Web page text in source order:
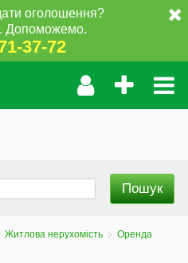
оголошення?
Допоможемо.
37-72
Житлова нерухомість
Оренда